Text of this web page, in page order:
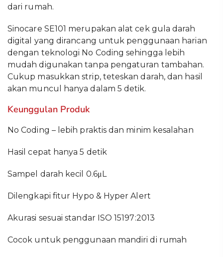
dari rumah.
Sinocare SE101 merupakan alat cek gula darah
digital yang dirancang untuk penggunaan harian
dengan teknologi No Coding sehingga lebih
mudah digunakan tanpa pengaturan tambahan.
Cukup masukkan strip, teteskan darah, dan hasil
akan muncul hanya dalam 5 detik.
Keunggulan Produk
No Coding – lebih praktis dan minim kesalahan
Hasil cepat hanya 5 detik
Sampel darah kecil 0.6μL
Dilengkapi fitur Hypo & Hyper Alert
Akurasi sesuai standar ISO 15197:2013
Cocok untuk penggunaan mandiri di rumah